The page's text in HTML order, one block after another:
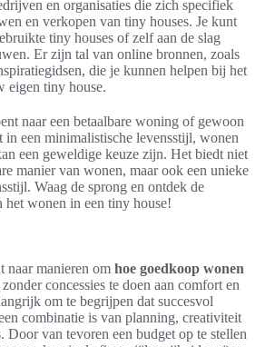
en organisaties die zich specifiek
en verkopen van tiny houses. Je kunt
tiny houses of zelf aan de slag
Er zijn tal van online bronnen, zoals
die je kunnen helpen bij het
eigen tiny house.
naar een betaalbare woning of gewoon
in een minimalistische levensstijl, wonen
een geweldige keuze zijn. Het biedt niet
manier van wonen, maar ook een unieke
Waag de sprong en ontdek de
het wonen in een tiny house!
naar manieren om hoe goedkoop wonen
concessies te doen aan comfort en
om te begrijpen dat succesvol
combinatie is van planning, creativiteit
Door van tevoren een budget op te stellen